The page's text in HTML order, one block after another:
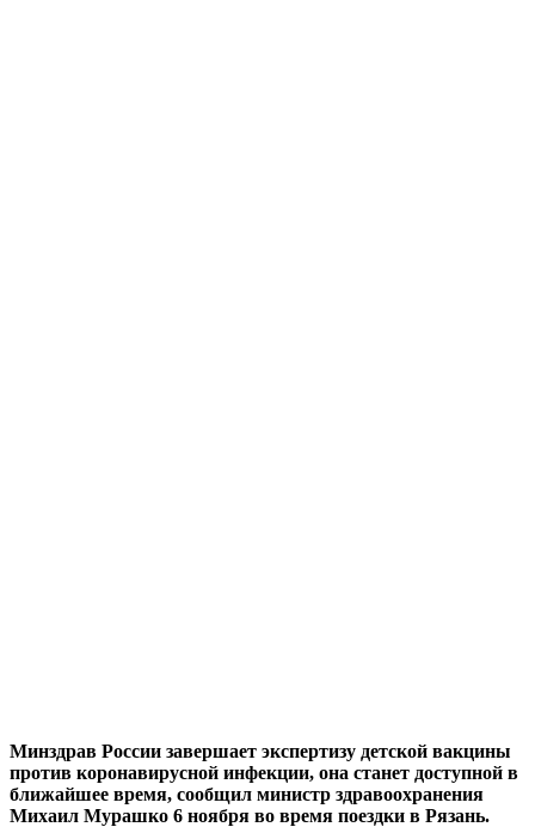
Минздрав России завершает экспертизу детской вакцины
против коронавирусной инфекции, она станет доступной в
ближайшее время, сообщил министр здравоохранения
Михаил Мурашко 6 ноября во время поездки в Рязань.